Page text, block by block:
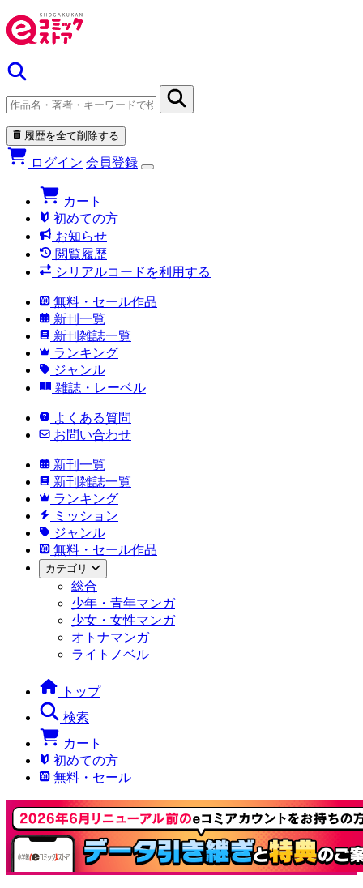
履歴を全て削除する
ログイン 会員登録
カート
初めての方
お知らせ
閲覧履歴
シリアルコードを利用する
無料・セール作品
新刊一覧
新刊雑誌一覧
ランキング
ジャンル
雑誌・レーベル
よくある質問
お問い合わせ
新刊一覧
新刊雑誌一覧
ランキング
ミッション
ジャンル
無料・セール作品
カテゴリ
総合
少年・青年マンガ
少女・女性マンガ
オトナマンガ
ライトノベル
トップ
検索
カート
初めての方
無料・セール